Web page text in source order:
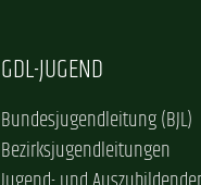
GDL-JUGEND
Bundesjugendleitung (BJL)
Bezirksjugendleitungen